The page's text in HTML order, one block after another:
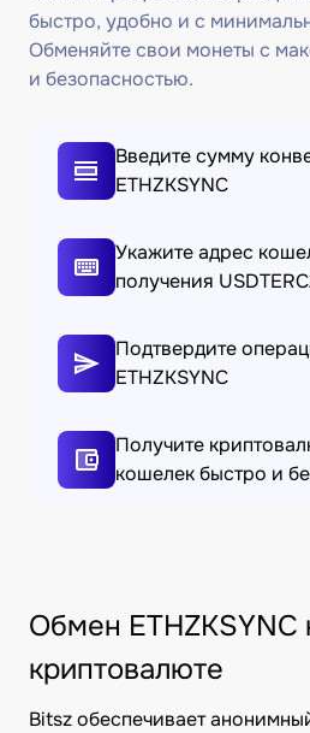
быстро, удобно и с
Обменяйте свои монеты с
и безопасностью.
Введите сумму
ETHZKSYNC
Укажите адрес
получения
Подтвердите
ETHZKSYNC
Получите
кошелек быстро и
Обмен ETHZKSYNC
криптовалюте
Bitsz обеспечивает